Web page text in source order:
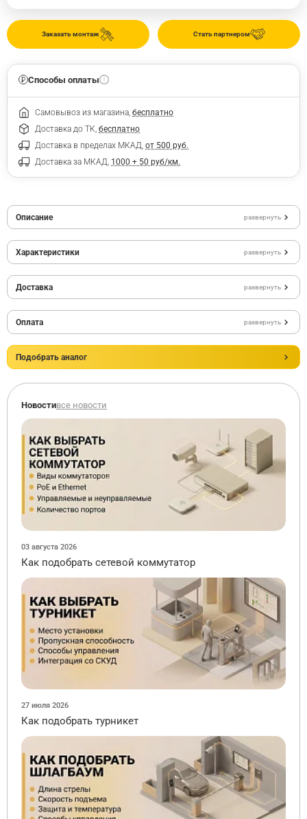
Стать партнером
Заказать монтаж
Способы оплаты
Самовывоз из магазина, бесплатно
Доставка до ТК, бесплатно
Доставка в пределах МКАД, от 500 руб.
Доставка за МКАД, 1000 + 50 руб/км.
Описание развернуть
Характеристики развернуть
Доставка развернуть
Оплата развернуть
Подобрать аналог
Новостивсе новости
03 августа 2026
Как подобрать сетевой коммутатор
27 июля 2026
Как подобрать турникет